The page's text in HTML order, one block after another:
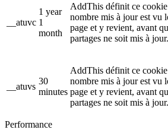
__atuvc
1 year
1
month
AddThis définit ce
nombre mis à jour est vu
page et y revient, avant
partages ne soit mis à jour.
__atuvs
30
minutes
AddThis définit ce
nombre mis à jour est vu
page et y revient, avant
partages ne soit mis à jour.
Performance